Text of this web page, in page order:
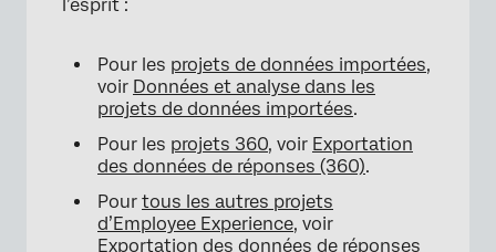
l’esprit :
Pour les projets de données importées,
voir Données et analyse dans les
projets de données importées.
Pour les projets 360, voir Exportation
des données de réponses (360).
Pour tous les autres projets
d’Employee Experience, voir
Exportation des données de réponses